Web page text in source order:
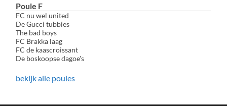
Poule F
FC nu wel united
De Gucci tubbies
The bad boys
FC Brakka laag
FC de kaascroissant
De boskoopse dagoe's
bekijk alle poules